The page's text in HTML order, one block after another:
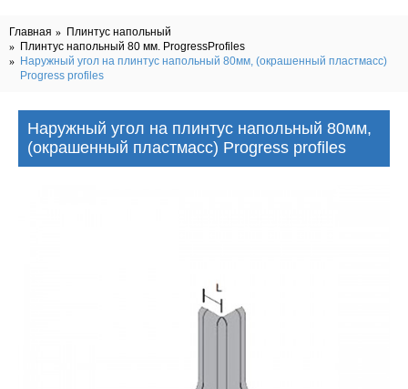
Главная
Плинтус напольный
Плинтус напольный 80 мм. ProgressProfiles
Наружный угол на плинтус напольный 80мм, (окрашенный пластмасс)
Progress profiles
Наружный угол на плинтус напольный 80мм,
(окрашенный пластмасс) Progress profiles